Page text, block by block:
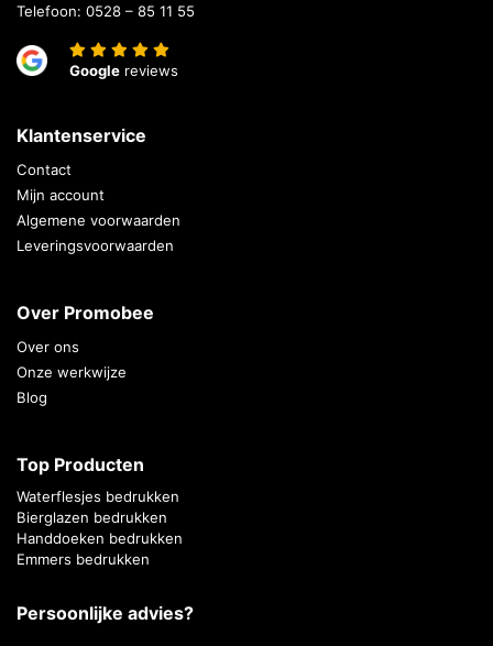
Telefoon: 0528 – 85 11 55
Google reviews
Klantenservice
Contact
Mijn account
Algemene voorwaarden
Leveringsvoorwaarden
Over Promobee
Over ons
Onze werkwijze
Blog
Top Producten
Waterflesjes bedrukken
Bierglazen bedrukken
Handdoeken bedrukken
Emmers bedrukken
Persoonlijke advies?